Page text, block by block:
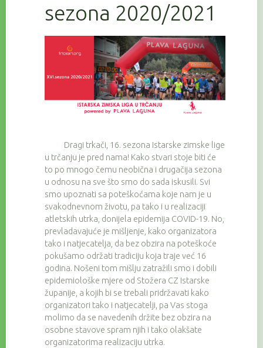
sezona 2020/2021
Dragi trkači, 16. sezona Istarske zimske lige
u trčanju je pred nama! Kako stvari stoje biti će
to po mnogo čemu neobična i drugačija sezona
u odnosu na sve što smo do sada iskusili. Svi
smo upoznati sa poteškoćama koje nam je u
svakodnevnom životu, pa tako i u realizaciji
atletskih utrka, donijela epidemija COVID-19. No,
prevladavajuće je mišljenje, kako organizatora
tako i natjecatelja, da bez obzira na poteškoće
pokušamo održati tradiciju koja traje već 16
godina. Nošeni tom mišlju zatražili smo i dobili
epidemiološke mjere od Stožera CZ Istarske
županije, a kojih bi se trebali pridržavati kako
organizatori tako i natjecatelji, pa Vas stoga
molimo da se navedenih držite bez obzira na
osobne stavove spram njih i tako olakšate
organizatorima realizaciju utrka.